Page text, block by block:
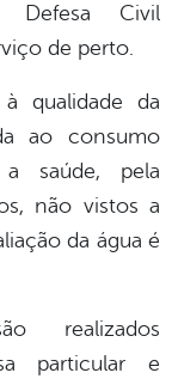
Defesa Civil
de perto.
qualidade da
ao consumo
saúde, pela
não vistos a
da água é
realizados
particular e